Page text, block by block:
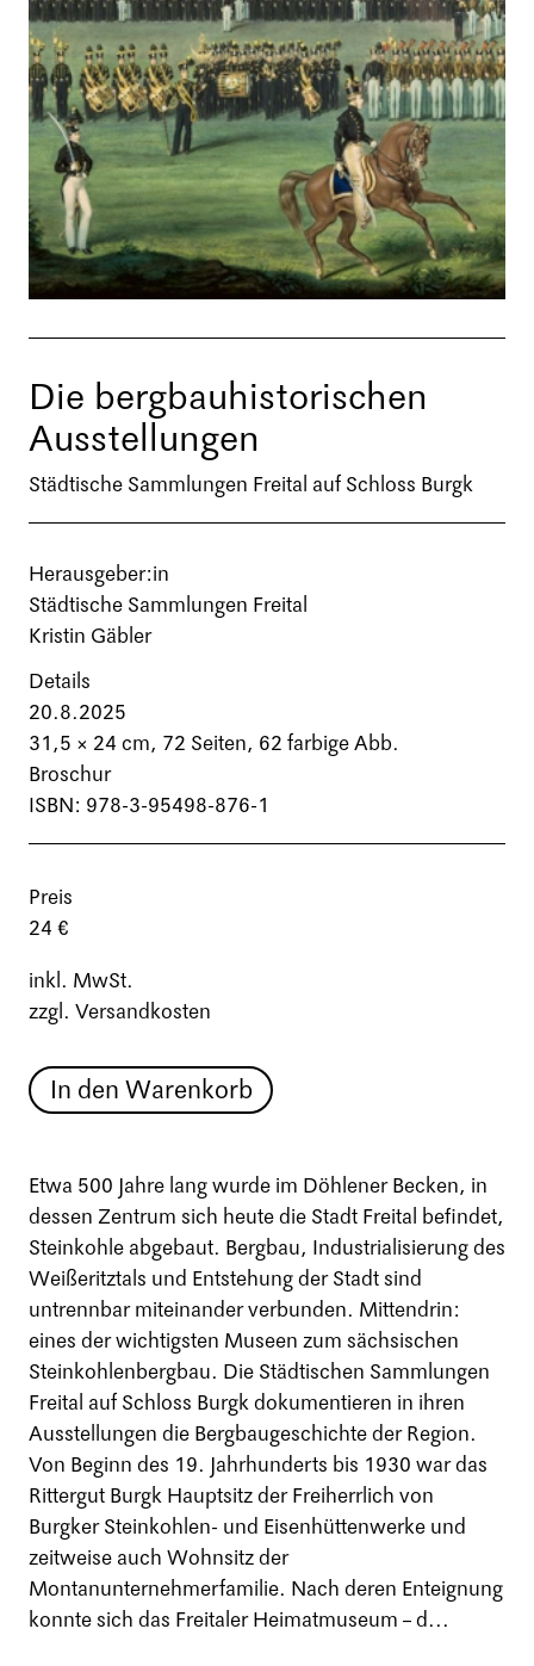
Die bergbauhistorischen
Ausstellungen
Städtische Sammlungen Freital auf Schloss Burgk
Herausgeber:in
Städtische Sammlungen Freital
Kristin Gäbler
Details
20.8.2025
31,5 × 24 cm, 72 Seiten, 62 farbige Abb.
Broschur
ISBN: 978-3-95498-876-1
Preis
24 €
inkl. MwSt.
zzgl. Versandkosten
In den Warenkorb
Etwa 500 Jahre lang wurde im Döhlener Becken, in
dessen Zentrum sich heute die Stadt Freital befindet,
Steinkohle abgebaut. Bergbau, Industrialisierung des
Weißeritztals und Entstehung der Stadt sind
untrennbar miteinander verbunden. Mittendrin:
eines der wichtigsten Museen zum sächsischen
Steinkohlenbergbau. Die Städtischen Sammlungen
Freital auf Schloss Burgk dokumentieren in ihren
Ausstellungen die Bergbaugeschichte der Region.
Von Beginn des 19. Jahrhunderts bis 1930 war das
Rittergut Burgk Hauptsitz der Freiherrlich von
Burgker Steinkohlen- und Eisenhüttenwerke und
zeitweise auch Wohnsitz der
Montanunternehmerfamilie. Nach deren Enteignung
konnte sich das Freitaler Heimatmuseum – d...